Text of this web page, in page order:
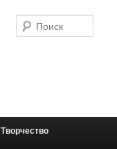
Творчество